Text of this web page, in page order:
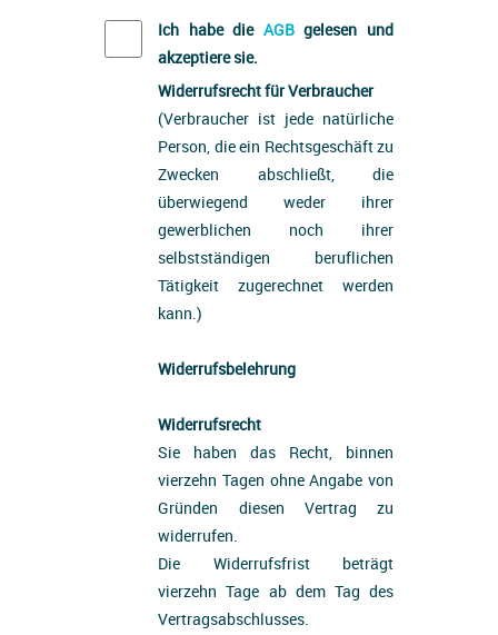
Ich habe die AGBgelesen und
akzeptiere sie.
Widerrufsrecht für Verbraucher
(Verbraucher ist jede natürliche
Person, die ein Rechtsgeschäft zu
Zwecken abschließt, die
überwiegend weder ihrer
gewerblichen noch ihrer
selbstständigen beruflichen
Tätigkeit zugerechnet werden
kann.)
Widerrufsbelehrung
Widerrufsrecht
Sie haben das Recht, binnen
vierzehn Tagen ohne Angabe von
Gründen diesen Vertrag zu
widerrufen.
Die Widerrufsfrist beträgt
vierzehn Tage ab dem Tag des
Vertragsabschlusses.